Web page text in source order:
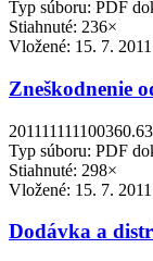
Typ súboru: PDF
Stiahnuté: 236×
Vložené: 15. 7. 2011
Zneškodnenie
Typ súboru: PDF
Stiahnuté: 298×
Vložené: 15. 7. 2011
Dodávka a